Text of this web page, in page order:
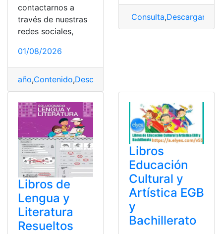
contactarnos a
través de nuestras
redes sociales,
01/08/2026
año,Contenido,Descargar
Consulta,Descargar
Libros de
Lengua y
Literatura
Resueltos
Libros
Educación
Cultural y
Artística EGB
y
Bachillerato